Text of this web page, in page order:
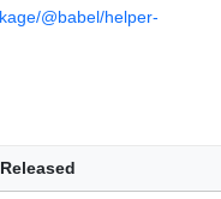
@babel/helper-
Released